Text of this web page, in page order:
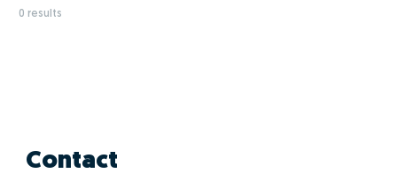
0 results
Contact